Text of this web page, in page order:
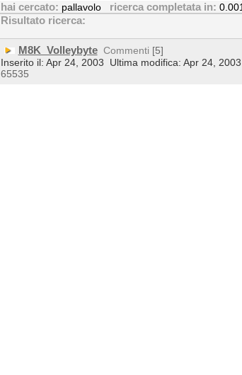
hai cercato: pallavolo ricerca completata in:
Risultato ricerca:
M8K_Volleybyte Commenti [5]
Inserito il: Apr 24, 2003 Ultima modifica: Apr 24, 2003
65535